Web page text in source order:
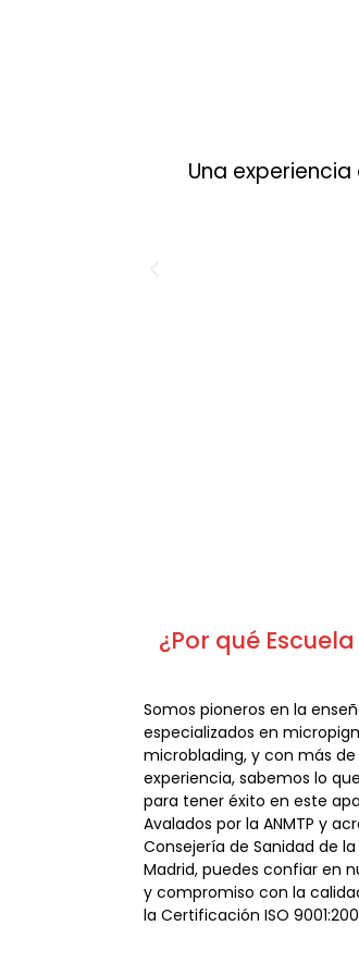
Una
¿Por qué
Somos pioneros en la
especializados en
microblading, y con más de
experiencia, sabemos lo
para tener éxito en este
Avalados por la ANMTP y
Consejería de Sanidad de
Madrid, puedes confiar en
y compromiso con la
la Certificación ISO